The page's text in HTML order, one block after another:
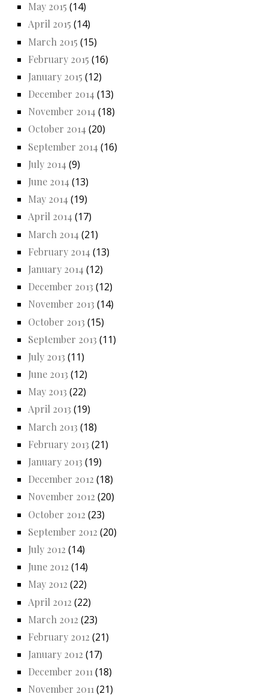
May 2015 (14)
April 2015 (14)
March 2015 (15)
February 2015 (16)
January 2015 (12)
December 2014 (13)
November 2014 (18)
October 2014 (20)
September 2014 (16)
July 2014 (9)
June 2014 (13)
May 2014 (19)
April 2014 (17)
March 2014 (21)
February 2014 (13)
January 2014 (12)
December 2013 (12)
November 2013 (14)
October 2013 (15)
September 2013 (11)
July 2013 (11)
June 2013 (12)
May 2013 (22)
April 2013 (19)
March 2013 (18)
February 2013 (21)
January 2013 (19)
December 2012 (18)
November 2012 (20)
October 2012 (23)
September 2012 (20)
July 2012 (14)
June 2012 (14)
May 2012 (22)
April 2012 (22)
March 2012 (23)
February 2012 (21)
January 2012 (17)
December 2011(18)
November 2011(21)